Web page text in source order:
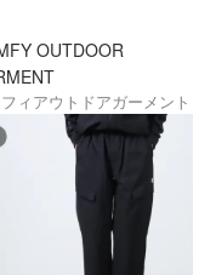
OUTDOOR
ィアウトドアガーメント